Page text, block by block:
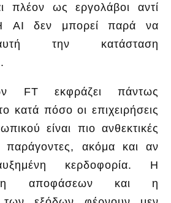
πλέον ως εργολάβοι αντί
AI δεν μπορεί παρά να
την κατάσταση
FT εκφράζει πάντως
κατά πόσο οι επιχειρήσεις
είναι πιο ανθεκτικές
παράγοντες, ακόμα και αν
κερδοφορία. Η
αποφάσεων και η